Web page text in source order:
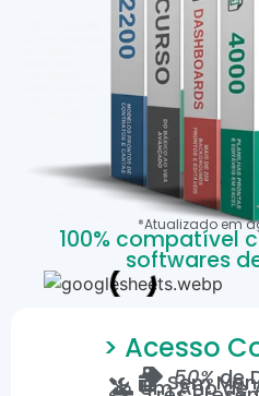
*Atualizado em
100% compatível
softwares
> Acesso
50%de
Sem
Um Ano de